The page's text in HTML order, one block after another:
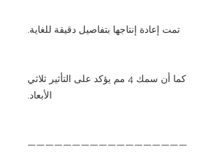
تمت إعادة إنتاجها بتفاصيل دقيقة للغاية.
كما أن سمك 4 مم يؤكد على التأثير ثلاثي
الأبعاد.
——————————————————